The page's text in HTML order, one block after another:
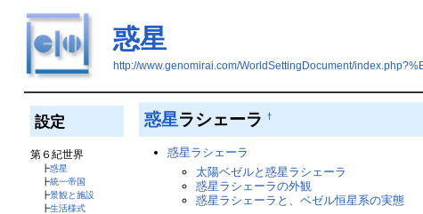
惑星
http://www.genomirai.com/WorldSettingDocument/
設定
第６紀世界
┣惑星
┣統一帝国
┣景観と施設
┣生活様式
惑星ラシェーラ†
惑星ラシェーラ
太陽ベゼルと惑星ラシェーラ
惑星ラシェーラの外観
惑星ラシェーラと、ベゼル恒星系の実態